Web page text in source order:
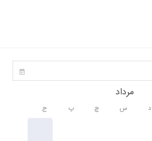
مرداد
د س چ پ ج